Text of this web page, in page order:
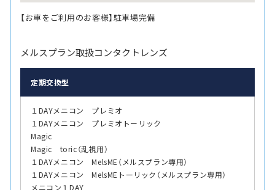
【お車をご利用のお客様】駐車場完備
メルスプラン取扱コンタクトレンズ
定期交換型
１DAYメニコン プレミオ
１DAYメニコン プレミオトーリック
Magic
Magic toric（乱視用）
１DAYメニコン MelsME（メルスプラン専用）
１DAYメニコン MelsMEトーリック（メルスプラン専用）
メニコン１DAY